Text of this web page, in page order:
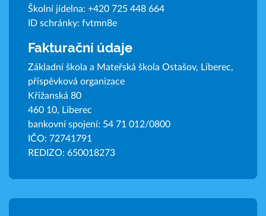
Školní jídelna: +420 725 448 664
ID schránky: fvtmn8e
Fakturační údaje
Základní škola a Mateřská škola Ostašov, Liberec,
příspěvková organizace
Křižanská 80
460 10, Liberec
bankovní spojení: 54 71 012/0800
IČO: 72741791
REDIZO: 650018273